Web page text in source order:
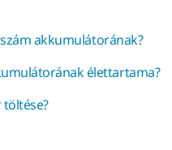
akkumulátorának?
élettartama?